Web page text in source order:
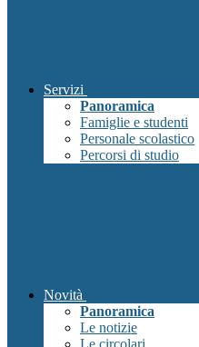
Servizi
Panoramica
Famiglie e studenti
Personale scolastico
Percorsi di studio
Novità
Panoramica
Le notizie